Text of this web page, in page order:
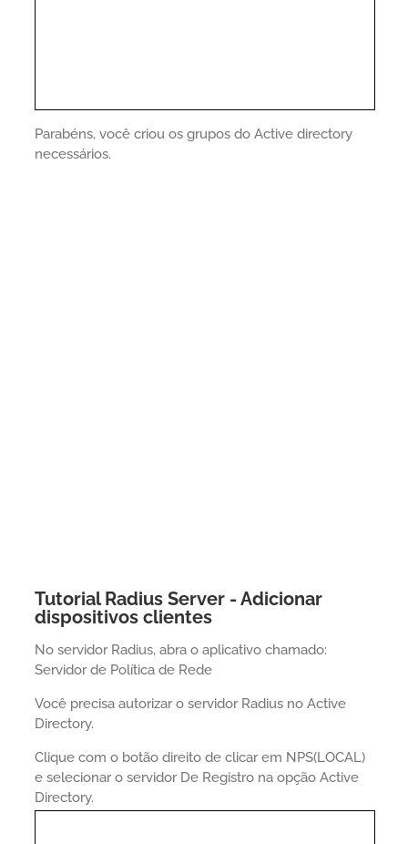
Parabéns, você criou os grupos do Active directory
necessários.
Tutorial Radius Server - Adicionar
dispositivos clientes
No servidor Radius, abra o aplicativo chamado:
Servidor de Política de Rede
Você precisa autorizar o servidor Radius no Active
Directory.
Clique com o botão direito de clicar em NPS(LOCAL)
e selecionar o servidor De Registro na opção Active
Directory.